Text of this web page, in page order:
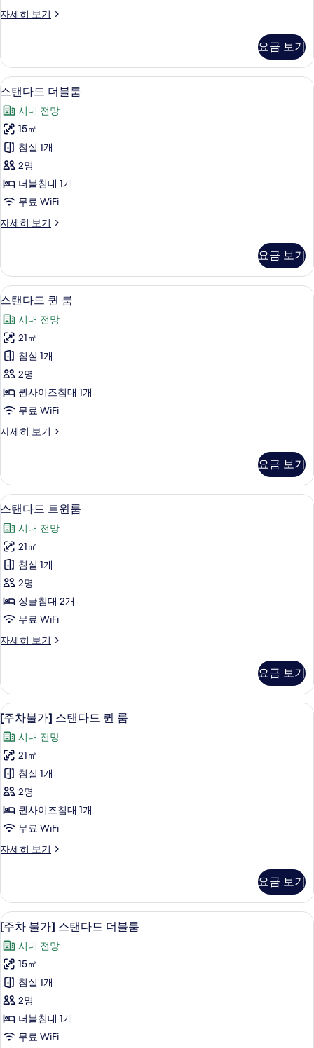
진
두
보
기
자세히 보기
스
싱
글
룸
세
히
보
기
요금 보기
스
탠
다
드
더
블
룸
진
두
보
기
객실 내 금고, 책상, 노트북 작업 공간,
5
스탠다드 더블룸
시내 전망
15㎡
침실 1개
2명
더블침대 1개
무료 WiFi
자세히 보기
스
더
블
룸
세
히
보
기
요금 보기
스
탠
다
드
퀸
룸
사
모
보
기
객실 내 금고, 책상, 노트북 작업 공간,
7
스탠다드 퀸 룸
시내 전망
21㎡
침실 1개
2명
퀸사이즈침대 1개
무료 WiFi
자세히 보기
스
퀸
룸
자
히
보
기
요금 보기
스
탠
다
드
트
윈
룸
진
두
보
기
객실 내 금고, 책상, 노트북 작업 공간,
7
스탠다드 트윈룸
시내 전망
21㎡
침실 1개
2명
싱글침대 2개
무료 WiFi
자세히 보기
스
트
윈
룸
자
세
히
보
기
요금 보기
[주
차
불
가]
스
탠
다
퀸
사
진
모
두
보
기
객실 내 금고, 책상, 노트북 작업 공간,
7
[주차불가] 스탠다드 퀸 룸
시내 전망
21㎡
침실 1개
2명
퀸사이즈침대 1개
무료 WiFi
자세히 보기
[주
스
탠
다
드
퀸
룸
자
세
히
보
기
요금 보기
[주
차
불
가]
스
탠
다
객실 내 금고, 책상, 노트북 작업 공간,
5
[주차 불가] 스탠다드 더블룸
시내 전망
15㎡
침실 1개
2명
더블침대 1개
무료 WiFi